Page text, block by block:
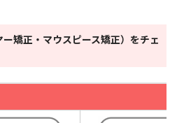
矯正・マウスピース矯正）をチェ